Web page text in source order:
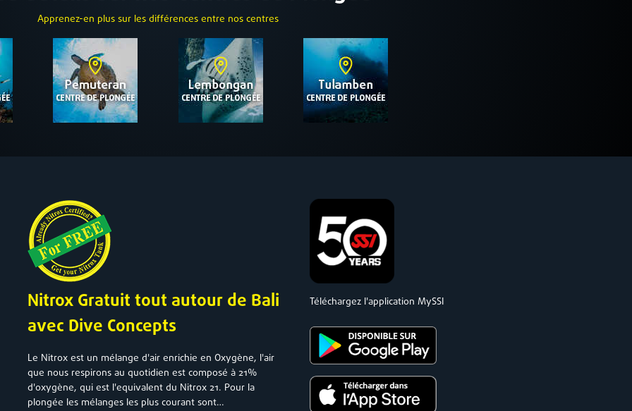
Apprenez-en plus sur les différences entre nos centres
Nitrox Gratuit tout autour de Bali
avec Dive Concepts
Le Nitrox est un mélange d'air enrichie en Oxygène, l'air
que nous respirons au quotidien est composé à 21%
d'oxygène, qui est l'equivalent du Nitrox 21. Pour la
plongée les mélanges les plus courant sont…
Téléchargez l'application MySSI